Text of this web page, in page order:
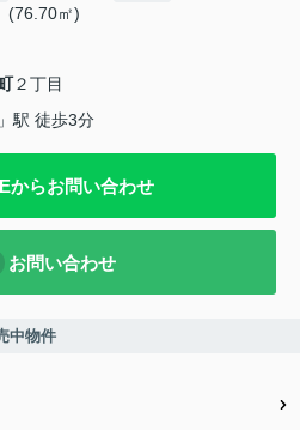
(76.70㎡)
２丁目
駅 徒歩3分
からお問い合わせ
お問い合わせ
中物件